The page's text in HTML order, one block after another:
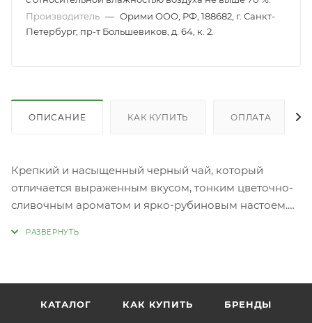
Производитель — Орими ООО, РФ, 188682, г. Санкт-
Петербург, пр-т Большевиков, д. 64, к. 2.
ОПИСАНИЕ КАК КУПИТЬ ОПЛАТА
Крепкий и насыщенный черный чай, который
отличается выраженным вкусом, тонким цветочно-
сливочным ароматом и ярко-рубиновым настоем.
КАТАЛОГ КАК КУПИТЬ БРЕНДЫ